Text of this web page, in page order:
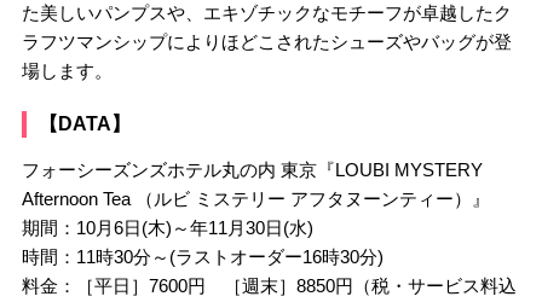
た美しいパンプスや、エキゾチックなモチーフが卓越したク
ラフツマンシップによりほどこされたシューズやバッグが登
場します。
【DATA】
フォーシーズンズホテル丸の内 東京『LOUBI MYSTERY
Afternoon Tea （ルビ ミステリー アフタヌーンティー）』
期間：10月6日(木)～年11月30日(水)
時間：11時30分～(ラストオーダー16時30分)
料金：［平日］7600円 ［週末］8850円（税・サービス料込